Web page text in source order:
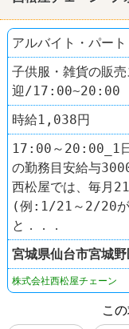
アルバイト・パート
子供服・雑貨の販
迎/17:00~20:00
時給1,038円
17:00～20:00_1
の勤務目安給与
西松屋では、毎月
(例:1/21～2/20が
と．．．
宮城県仙台市宮城
株式会社西松屋チェーン
こ